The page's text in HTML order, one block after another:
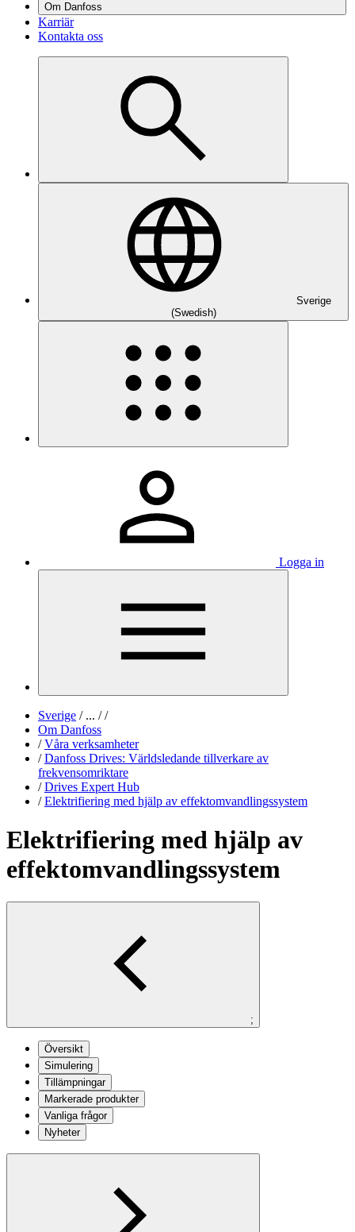
Om Danfoss
Karriär
Kontakta oss
Sverige
(Swedish)
Logga in
Sverige /... / /
Om Danfoss
/ Våra verksamheter
/ Danfoss Drives: Världsledande tillverkare av
frekvensomriktare
/ Drives Expert Hub
/ Elektrifiering med hjälp av effektomvandlingssystem
Elektrifiering med hjälp av
effektomvandlingssystem
;
Översikt
Simulering
Tillämpningar
Markerade produkter
Vanliga frågor
Nyheter